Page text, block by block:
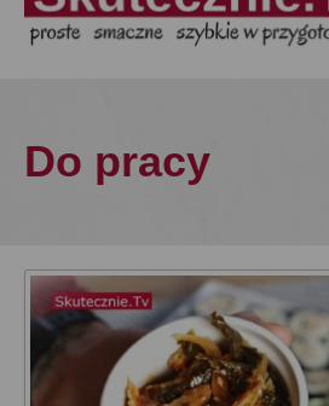
Do pracy